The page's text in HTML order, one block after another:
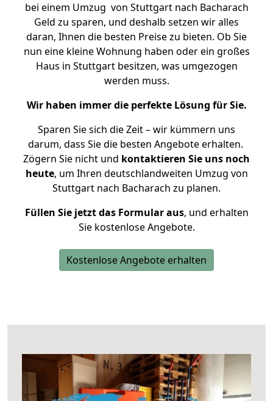
bei einem Umzug von Stuttgart nach Bacharach
Geld zu sparen, und deshalb setzen wir alles
daran, Ihnen die besten Preise zu bieten. Ob Sie
nun eine kleine Wohnung haben oder ein großes
Haus in Stuttgart besitzen, was umgezogen
werden muss.
Wir haben immer die perfekte Lösung für Sie.
Sparen Sie sich die Zeit – wir kümmern uns
darum, dass Sie die besten Angebote erhalten.
Zögern Sie nicht und kontaktieren Sie uns noch
heute, um Ihren deutschlandweiten Umzug von
Stuttgart nach Bacharach zu planen.
Füllen Sie jetzt das Formular aus, und erhalten
Sie kostenlose Angebote.
Kostenlose Angebote erhalten